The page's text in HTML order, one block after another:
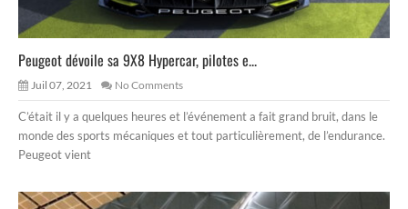
Peugeot dévoile sa 9X8 Hypercar, pilotes e...
Juil 07, 2021 No Comments
C’était il y a quelques heures et l’événement a fait grand bruit, dans le
monde des sports mécaniques et tout particulièrement, de l’endurance.
Peugeot vient